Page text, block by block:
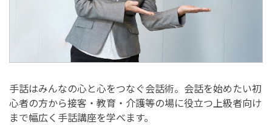
手話はみんなの心と心をつなぐ会話術。会話を始めたい初
心者の方から接客・教育・介護等の場に役立つ上級者向け
まで幅広く手話講座を学べます。